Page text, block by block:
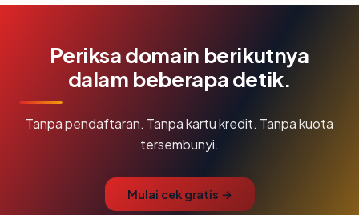
Periksa domain berikutnya
dalam beberapa detik.
Tanpa pendaftaran. Tanpa kartu kredit. Tanpa kuota
tersembunyi.
Mulai cek gratis →